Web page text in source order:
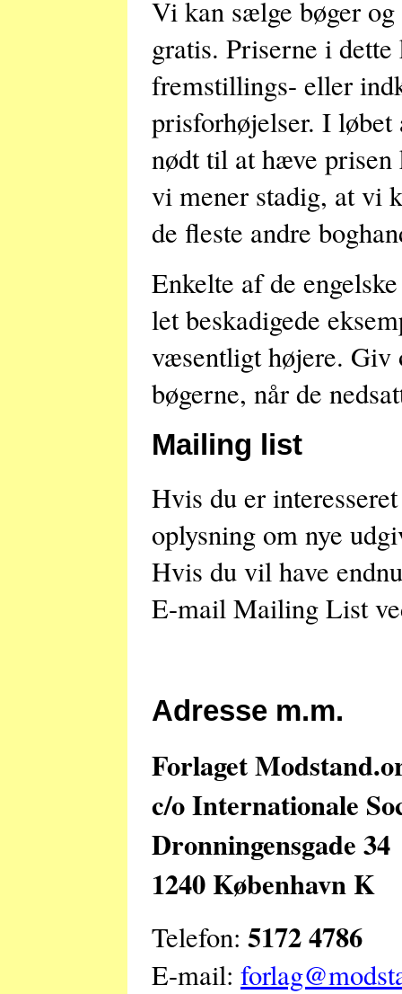
Vi kan sælge bøger
gratis. Priserne i
fremstillings- eller
prisforhøjelser. I
nødt til at hæve prisen
vi mener stadig, at vi
de fleste andre
Enkelte af de
let beskadigede
væsentligt højere. Giv
bøgerne, når de
Mailing list
Hvis du er
oplysning om nye
Hvis du vil have
E-mail Mailing List
Adresse m.m.
Forlaget
c/o Internationale
Dronningensgade 34
1240 København K
Telefon: 5172 4786
E-mail: